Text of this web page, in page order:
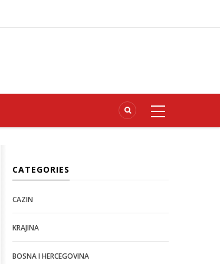
CATEGORIES
CAZIN
KRAJINA
BOSNA I HERCEGOVINA